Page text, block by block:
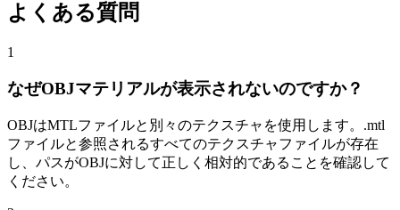
よくある質問
1
なぜOBJマテリアルが表示されないのですか？
OBJはMTLファイルと別々のテクスチャを使用します。.mtl
ファイルと参照されるすべてのテクスチャファイルが存在
し、パスがOBJに対して正しく相対的であることを確認して
ください。